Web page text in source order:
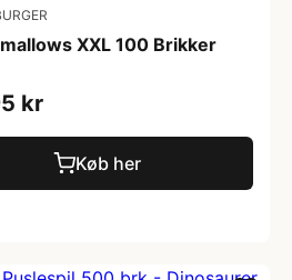
XXL 100 Brikker
kr
Køb her